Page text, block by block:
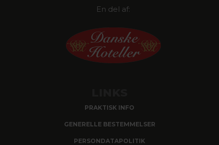
En del af:
PRAKTISK INFO
GENERELLE BESTEMMELSER
PERSONDATAPOLITIK